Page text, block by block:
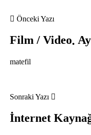
Önceki Yazı
Film / Video
matefil
Sonraki Yazı
İnternet